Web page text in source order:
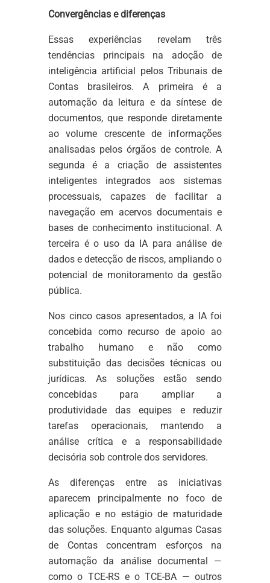
Convergências e diferenças
Essas experiências revelam três
tendências principais na adoção de
inteligência artificial pelos Tribunais de
Contas brasileiros. A primeira é a
automação da leitura e da síntese de
documentos, que responde diretamente
ao volume crescente de informações
analisadas pelos órgãos de controle. A
segunda é a criação de assistentes
inteligentes integrados aos sistemas
processuais, capazes de facilitar a
navegação em acervos documentais e
bases de conhecimento institucional. A
terceira é o uso da IA para análise de
dados e detecção de riscos, ampliando o
potencial de monitoramento da gestão
pública.
Nos cinco casos apresentados, a IA foi
concebida como recurso de apoio ao
trabalho humano e não como
substituição das decisões técnicas ou
jurídicas. As soluções estão sendo
concebidas para ampliar a
produtividade das equipes e reduzir
tarefas operacionais, mantendo a
análise crítica e a responsabilidade
decisória sob controle dos servidores.
As diferenças entre as iniciativas
aparecem principalmente no foco de
aplicação e no estágio de maturidade
das soluções. Enquanto algumas Casas
de Contas concentram esforços na
automação da análise documental —
como o TCE-RS e o TCE-BA — outros